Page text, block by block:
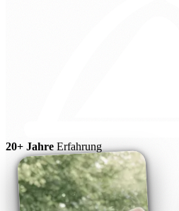
20+ Jahre Erfahrung